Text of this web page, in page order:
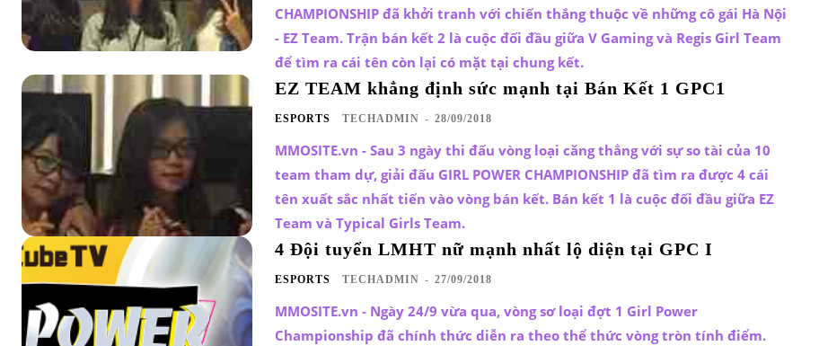
CHAMPIONSHIP đã khởi tranh với chiến thắng thuộc về những cô gái Hà Nội
- EZ Team. Trận bán kết 2 là cuộc đối đầu giữa V Gaming và Regis Girl Team
để tìm ra cái tên còn lại có mặt tại chung kết.
EZ TEAM khẳng định sức mạnh tại Bán Kết 1 GPC1
ESPORTS TECHADMIN - 28/09/2018
MMOSITE.vn - Sau 3 ngày thi đấu vòng loại căng thẳng với sự so tài của 10
team tham dự, giải đấu GIRL POWER CHAMPIONSHIP đã tìm ra được 4 cái
tên xuất sắc nhất tiến vào vòng bán kết. Bán kết 1 là cuộc đối đầu giữa EZ
Team và Typical Girls Team.
4 Đội tuyển LMHT nữ mạnh nhất lộ diện tại GPC I
ESPORTS TECHADMIN - 27/09/2018
MMOSITE.vn - Ngày 24/9 vừa qua, vòng sơ loại đợt 1 Girl Power
Championship đã chính thức diễn ra theo thể thức vòng tròn tính điểm.